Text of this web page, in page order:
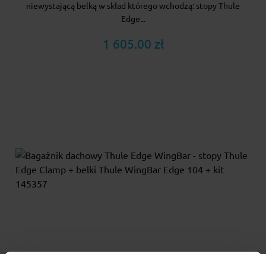
niewystającą belką w skład którego wchodzą: stopy Thule
Edge...
1 605.00 zł